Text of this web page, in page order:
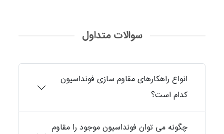
سوالات متداول
انواع راهکارهای مقاوم سازی فونداسیون
کدام است؟
چگونه می توان فونداسیون موجود را مقاوم